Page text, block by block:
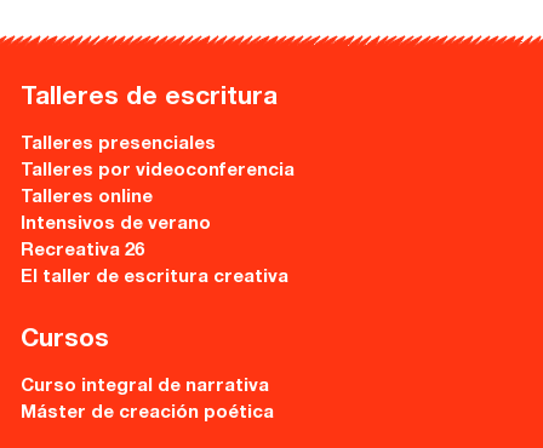
Recursos
Asesoría y Corrección
Tutorías
Directorios
Contacto
Escríbenos
Guía Rápida
Talleres de escritura
Talleres presenciales
Talleres por videoconferencia
Talleres online
Intensivos de verano
Recreativa 26
El taller de escritura creativa
Cursos
Curso integral de narrativa
Máster de creación poética